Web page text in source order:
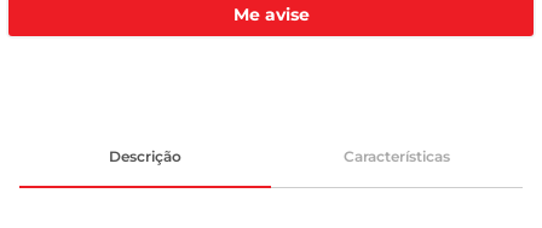
Me avise
Descrição Características